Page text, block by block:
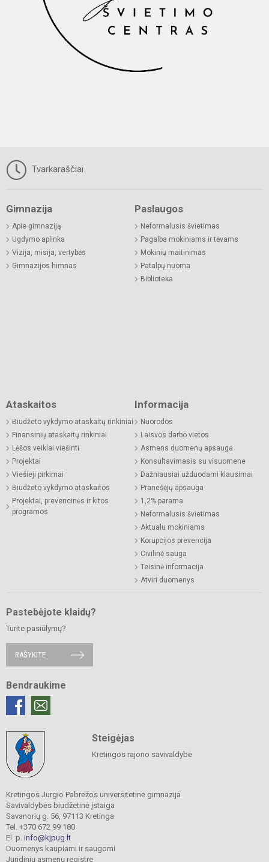
Tvarkaraščiai
Gimnazija
Apie gimnaziją
Ugdymo aplinka
Vizija, misija, vertybės
Gimnazijos himnas
Paslaugos
Neformalusis švietimas
Pagalba mokiniams ir tėvams
Mokinių maitinimas
Patalpų nuoma
Biblioteka
Ataskaitos
Biudžeto vykdymo ataskaitų rinkiniai
Finansinių ataskaitų rinkiniai
Lėšos veiklai viešinti
Projektai
Viešieji pirkimai
Biudžeto vykdymo ataskaitos
Projektai, prevencinės ir kitos
programos
Informacija
Nuorodos
Laisvos darbo vietos
Asmens duomenų apsauga
Konsultavimasis su visuomene
Dažniausiai užduodami klausimai
Pranešėjų apsauga
1,2% parama
Neformalusis švietimas
Aktualu mokiniams
Korupcijos prevencija
Civilinė sauga
Teisinė informacija
Atviri duomenys
Pastebėjote klaidų?
Turite pasiūlymų?
RAŠYKITE
Bendraukime
Steigėjas
Kretingos rajono savivaldybė
Kretingos Jurgio Pabrėžos universitetinė gimnazija
Savivaldybės biudžetinė įstaiga
Savanorių g. 56, 97113 Kretinga
Tel. +370 672 99 180
El. p. info@kjpug.lt
Duomenys kaupiami ir saugomi
Juridinių asmenų registre